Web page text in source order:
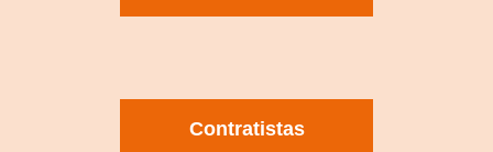
Contratistas